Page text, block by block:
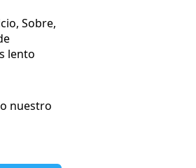
Sobre,
lento
nuestro